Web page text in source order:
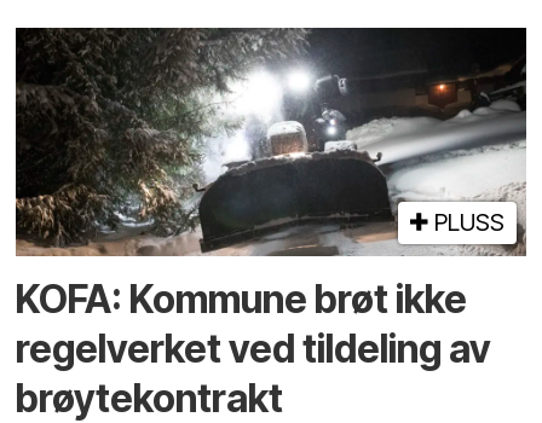
PLUSS
KOFA: Kommune brøt ikke
regelverket ved tildeling av
brøytekontrakt